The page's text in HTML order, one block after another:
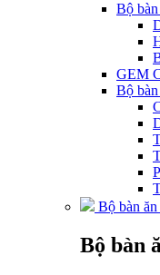
Bộ
GEM
Bộ
Bộ bàn
Bộ bàn